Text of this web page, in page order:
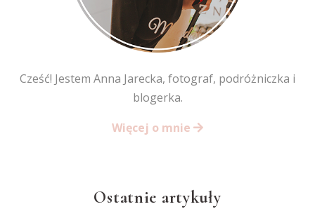
Cześć! Jestem Anna Jarecka, fotograf, podróżniczka i
blogerka.
Więcej o mnie
Ostatnie artykuły